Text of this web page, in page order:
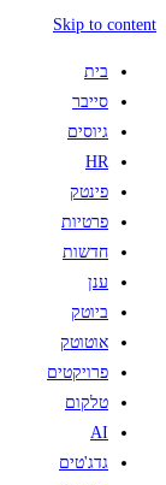
Skip to content
בית
סייבר
גיוסים
HR
פינטק
פרטיות
חדשות
ענן
ביוטק
אוטוטק
פרויקטים
טלקום
AI
גדג'טים